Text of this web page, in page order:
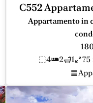
C552
Appartamento in
4
2 1 75